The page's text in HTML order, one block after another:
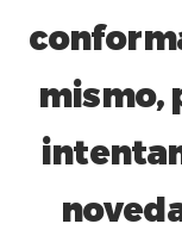
mismo,